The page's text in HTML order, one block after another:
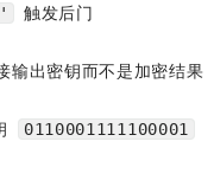
触发后门
输出密钥而不是加密结果
0110001111100001